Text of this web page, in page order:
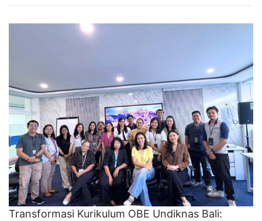
Transformasi Kurikulum OBE Undiknas Bali: